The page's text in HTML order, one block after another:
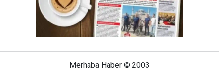
Merhaba Haber © 2003